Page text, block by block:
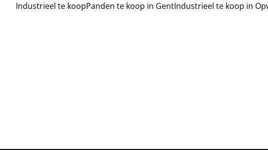
Industrieel te koopPanden te koop in GentIndustrieel te koop in